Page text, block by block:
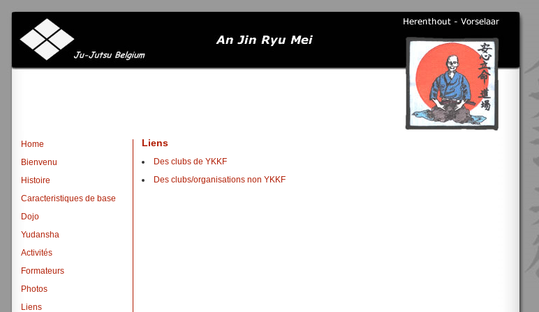
Home
Bienvenu
Histoire
Caracteristiques de base
Dojo
Yudansha
Activités
Formateurs
Photos
Liens
Liens
Des clubs de YKKF
Des clubs/organisations non YKKF